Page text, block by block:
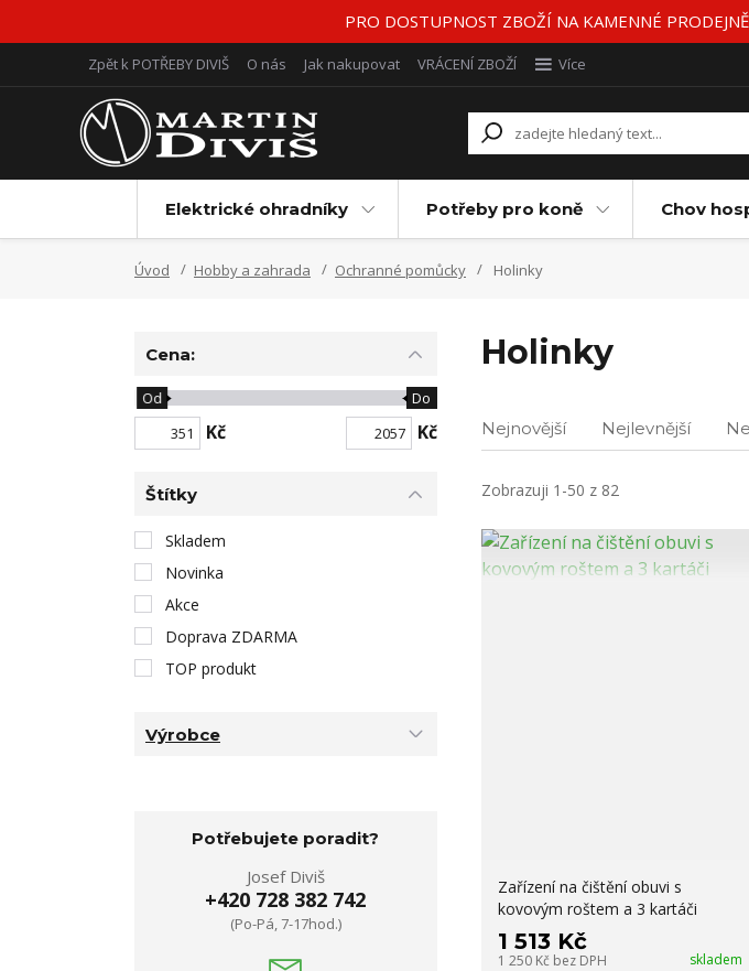
PRO DOSTUPNOST ZBOŽÍ NA KAMENNÉ
Zpět k POTŘEBY DIVIŠ O nás Jak nakupovat VRÁCENÍ ZBOŽÍ Více
Elektrické ohradníky Potřeby pro koně Chov
Úvod Hobby a zahrada Ochranné pomůcky Holinky
Holinky
Nejnovější Nejlevnější
Zobrazuji 1-50 z 82
Zařízení na čištění obuvi s
kovovým roštem a 3 kartáči
1 513 Kč
1 250 Kč bez DPH skladem
Cena:
Kč
Od Do
Kč
Štítky
Skladem
Novinka
Akce
Doprava ZDARMA
TOP produkt
Výrobce
Potřebujete poradit?
Josef Diviš
+420 728 382 742
(Po-Pá, 7-17hod.)